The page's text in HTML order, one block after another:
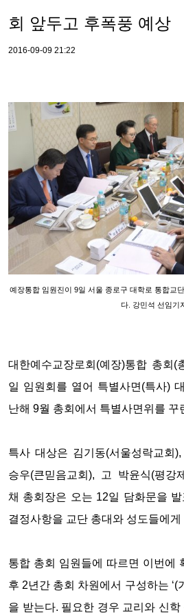
회 앞두고 후폭풍 예상
2016-09-09 21:22
예장통합 임원진이 9일 서울 종로구 대학로 통합교
다. 강민석 선임기
대한예수교장로회(예장)통합 총회(
일 임원회를 열어 특별사면(특사)
난해 9월 총회에서 특별사면위를 꾸
특사 대상은 김기동(서울성락교회
승우(큰믿음교회), 고 박윤식(평강
채 총회장은 오는 12일 담화문을
결정사항을 교단 총대와 성도들에
통합 총회 임원들에 따르면 이번에
후 2년간 총회 차원에서 구성하는 ‘(
을 받는다. 필요한 경우 교리와 신